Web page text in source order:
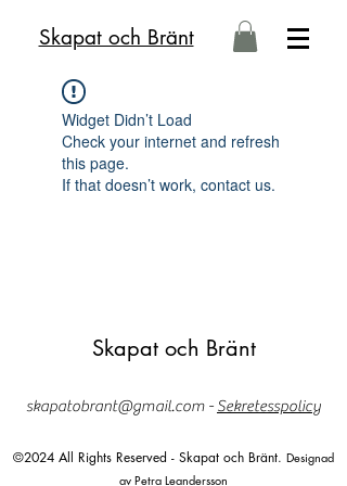
Skapat och Bränt
Widget Didn’t Load
Check your internet and refresh
this page.
If that doesn’t work, contact us.
Skapat och Bränt
skapatobrant@gmail.com - Sekretesspolicy
©2024 All Rights Reserved - Skapat och Bränt. Designad
av Petra Leandersson